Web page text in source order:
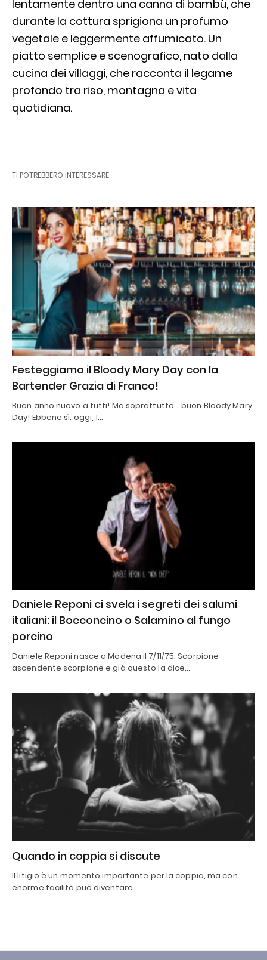
lentamente dentro una canna di bambù, che
durante la cottura sprigiona un profumo
vegetale e leggermente affumicato. Un
piatto semplice e scenografico, nato dalla
cucina dei villaggi, che racconta il legame
profondo tra riso, montagna e vita
quotidiana.
TI POTREBBERO INTERESSARE
Festeggiamo il Bloody Mary Day con la
Bartender Grazia di Franco!
Buon anno nuovo a tutti! Ma soprattutto… buon Bloody Mary
Day! Ebbene sì: oggi, 1…
Daniele Reponi ci svela i segreti dei salumi
italiani: il Bocconcino o Salamino al fungo
porcino
Daniele Reponi nasce a Modena il 7/11/75. Scorpione
ascendente scorpione e già questo la dice…
Quando in coppia si discute
Il litigio è un momento importante per la coppia, ma con
enorme facilità può diventare…